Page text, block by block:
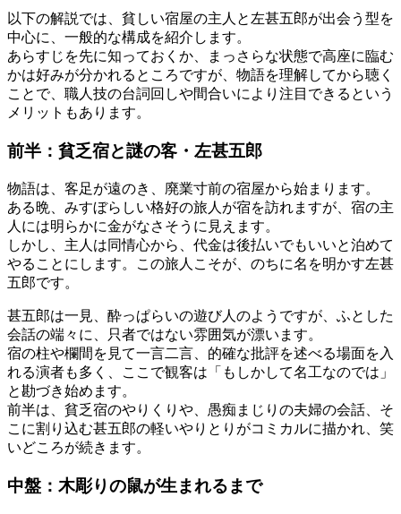
以下の解説では、貧しい宿屋の主人と左甚五郎が出会う型を
中心に、一般的な構成を紹介します。
あらすじを先に知っておくか、まっさらな状態で高座に臨む
かは好みが分かれるところですが、物語を理解してから聴く
ことで、職人技の台詞回しや間合いにより注目できるという
メリットもあります。
前半：貧乏宿と謎の客・左甚五郎
物語は、客足が遠のき、廃業寸前の宿屋から始まります。
ある晩、みすぼらしい格好の旅人が宿を訪れますが、宿の主
人には明らかに金がなさそうに見えます。
しかし、主人は同情心から、代金は後払いでもいいと泊めて
やることにします。この旅人こそが、のちに名を明かす左甚
五郎です。
甚五郎は一見、酔っぱらいの遊び人のようですが、ふとした
会話の端々に、只者ではない雰囲気が漂います。
宿の柱や欄間を見て一言二言、的確な批評を述べる場面を入
れる演者も多く、ここで観客は「もしかして名工なのでは」
と勘づき始めます。
前半は、貧乏宿のやりくりや、愚痴まじりの夫婦の会話、そ
こに割り込む甚五郎の軽いやりとりがコミカルに描かれ、笑
いどころが続きます。
中盤：木彫りの鼠が生まれるまで